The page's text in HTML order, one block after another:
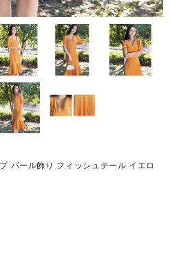
パール飾り フィッシュテール イエロ